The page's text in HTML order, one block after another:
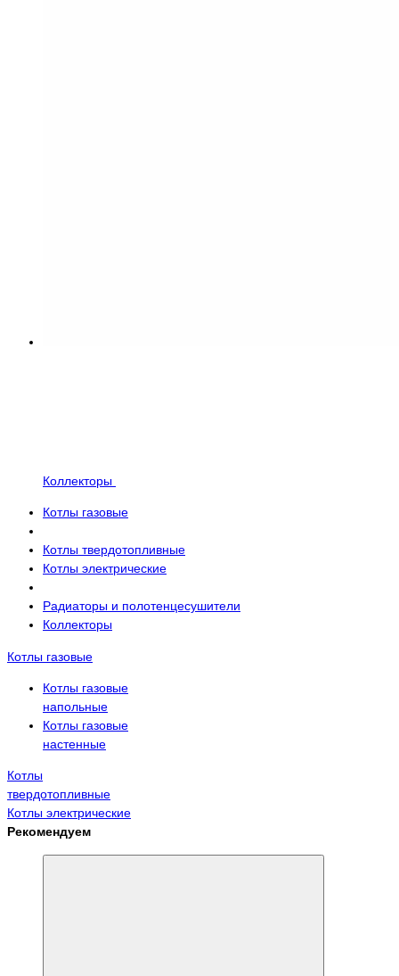
Коллекторы
Котлы газовые
Котлы твердотопливные
Котлы электрические
Радиаторы и полотенцесушители
Коллекторы
Котлы газовые
Котлы газовые
напольные
Котлы газовые
настенные
Котлы
твердотопливные
Котлы электрические
Рекомендуем